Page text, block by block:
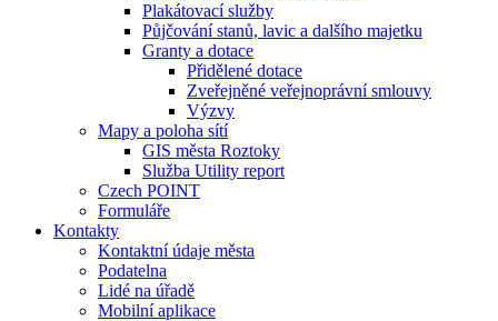
Plakátovací služby
Půjčování stanů, lavic a dalšího majetku
Granty a dotace
Přidělené dotace
Zveřejněné veřejnoprávní smlouvy
Výzvy
Mapy a poloha sítí
GIS města Roztoky
Služba Utility report
Czech POINT
Formuláře
Kontakty
Kontaktní údaje města
Podatelna
Lidé na úřadě
Mobilní aplikace